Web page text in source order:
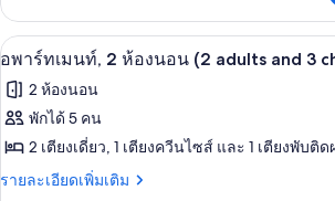
and
child)
เม
นท์,
ห้อง
นอน
(2
เกี่ยว
กับ
อ
ท
เม
ห้อง
เปิด
ภาพถ่าย
ทั้งหมด
ของ
อ
ผ้านวมขนเ
6
อพาร์ทเมนท์, 2 ห้องนอน (2 adults and 3
2 ห้องนอน
พักได้ 5 คน
2 เตียงเดี่ยว, 1 เตียงควีนไซส์ และ 1 เตียงพับ
รายละเอียดเพิ่มเติม
ราย